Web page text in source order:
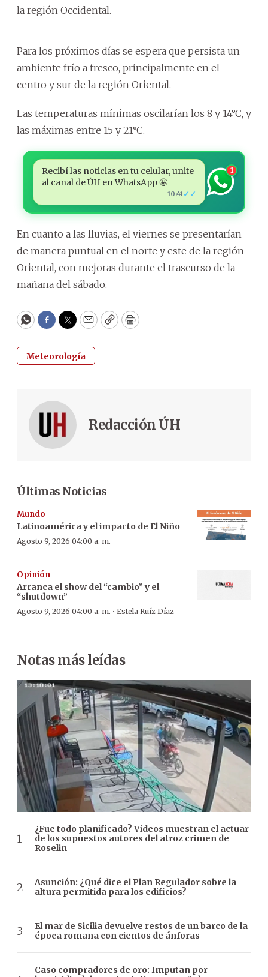
la región Occidental.
Para los próximos días se espera que persista un
ambiente frío a fresco, principalmente en el
centro y sur de la región Oriental.
Las temperaturas mínimas oscilarían los 8 y 14°C, y
las máximas entre 15 y 21°C.
Recibí las noticias en tu celular, unite
al canal de ÚH en WhatsApp 🤩
10:41 ✓✓
1
En cuanto a las lluvias, el viernes se presentarían
de manera puntual en el norte y este de la región
Oriental, con mejoras durante el trascurso de la
mañana del sábado.
WhatsApp
Facebook
Twitter
EmailCopyPrint
Meteorología
Redacción ÚH
Últimas Noticias
Mundo
Latinoamérica y el impacto de El Niño
Agosto 9, 2026 04:00 a. m.
Opinión
Arranca el show del “cambio” y el
“shutdown”
Agosto 9, 2026 04:00 a. m. · Estela Ruíz Díaz
Notas más leídas
¿Fue todo planificado? Videos muestran el actuar
de los supuestos autores del atroz crimen de
Roselin
Asunción: ¿Qué dice el Plan Regulador sobre la
altura permitida para los edificios?
El mar de Sicilia devuelve restos de un barco de la
época romana con cientos de ánforas
Caso compradores de oro: Imputan por